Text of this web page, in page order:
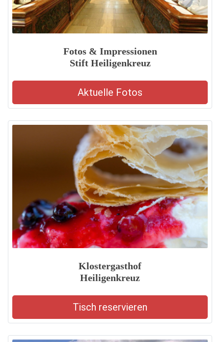
Fotos & Impressionen
Stift Heiligenkreuz
Aktuelle Fotos
Klostergasthof
Heiligenkreuz
Tisch reservieren